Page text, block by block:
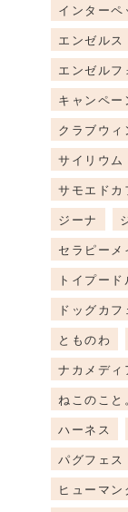
インターペ
エンゼルス
エンゼル
キャンペー
クラブウィ
サイリウム
サモエドカ
ジーナ
セラピーメ
トイプード
ドッグカフ
とものわ
ナカメディ
ねこのこと
ハーネス
パグフェス
ヒューマン